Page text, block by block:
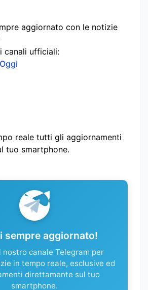
aggiornato con le notizie
canali ufficiali:
reale tutti gli aggiornamenti
tuo smartphone.
sempre aggiornato!
nostro canale Telegram per
in tempo reale, esclusive ed
direttamente sul tuo
smartphone.